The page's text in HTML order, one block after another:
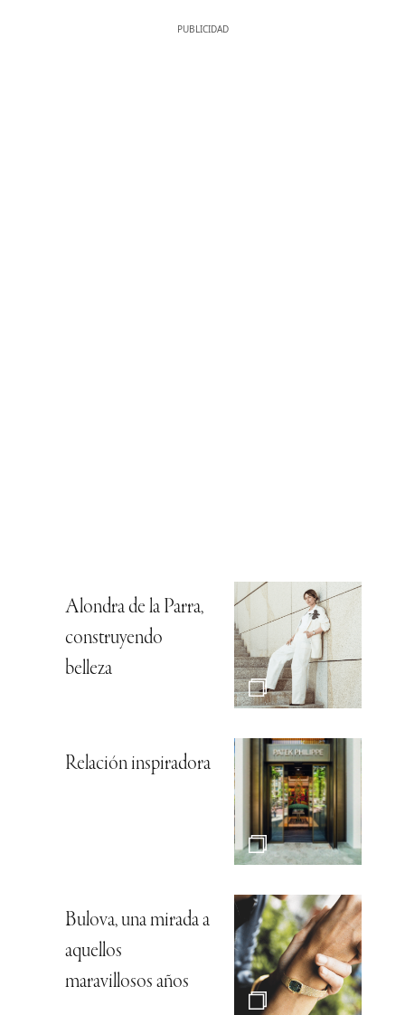
Alondra de la Parra,
construyendo
belleza
Relación inspiradora
Bulova, una mirada a
aquellos
maravillosos años